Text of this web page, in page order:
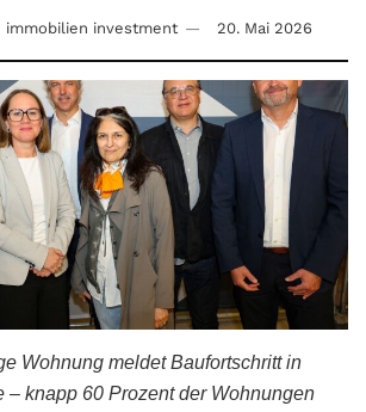
immobilien investment 20. Mai 2026
Wohnung meldet Baufortschritt in
– knapp 60 Prozent der Wohnungen